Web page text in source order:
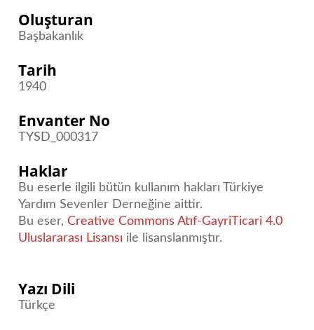
Oluşturan
Başbakanlık
Tarih
1940
Envanter No
TYSD_000317
Haklar
Bu eserle ilgili bütün kullanım hakları Türkiye
Yardım Sevenler Derneğine aittir.
Bu eser,Creative Commons Atıf-GayriTicari 4.0
Uluslararası Lisansı ile lisanslanmıştır.
Yazı Dili
Türkçe